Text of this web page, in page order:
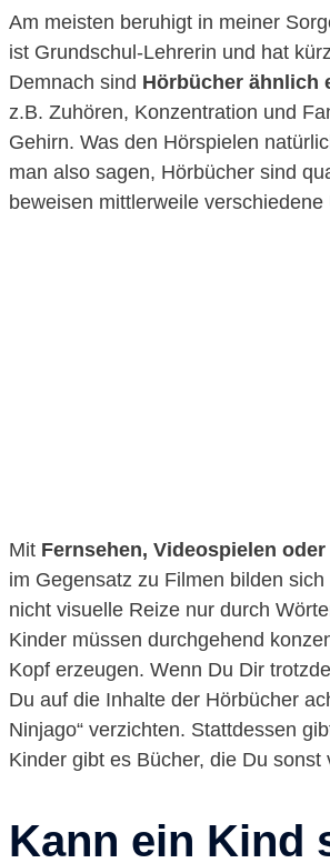
Am meisten beruhigt in meiner
ist Grundschul-Lehrerin und hat
Demnach sind Hörbücher ähnlich
z.B. Zuhören, Konzentration und
Gehirn. Was den Hörspielen
man also sagen, Hörbücher sind
beweisen mittlerweile
Mit Fernsehen, Videospielen
im Gegensatz zu Filmen bilden
nicht visuelle Reize nur durch
Kinder müssen durchgehend
Kopf erzeugen. Wenn Du Dir
Du auf die Inhalte der Hörbücher
Ninjago“ verzichten. Stattdessen
Kinder gibt es Bücher, die Du sonst
Kann ein Kind